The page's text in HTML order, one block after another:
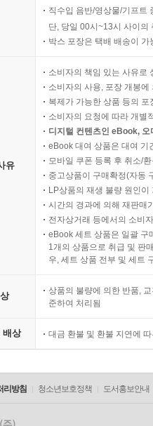
직수입 음반/영상물/기프트
단, 당일 00시~13시 사이의
박스 포장은 택배 배송이
유
소비자의 책임 있는 사유로
소비자의 사용, 포장 개봉
복제가 가능한 상품 등의
소비자의 요청에 따라 개별
디지털 컨텐츠인 eBook,
eBook 대여 상품은 대여 기
모바일 쿠폰 등록 후 취소/
중고상품이 구매확정(자동
LP상품의 재생 불량 원인
시간의 경과에 의해 재판매
전자상거래 등에서의 소비
eBook 세트 상품은 일괄 구
1개의 상품으로 취급 및 판
우, 세트 상품 전부 및 세트
상품의 불량에 의한 반품,
준하여 처리됨
배상 대금 환불 및 환불 지연에
리방침 청소년보호정책 도서홍보안내